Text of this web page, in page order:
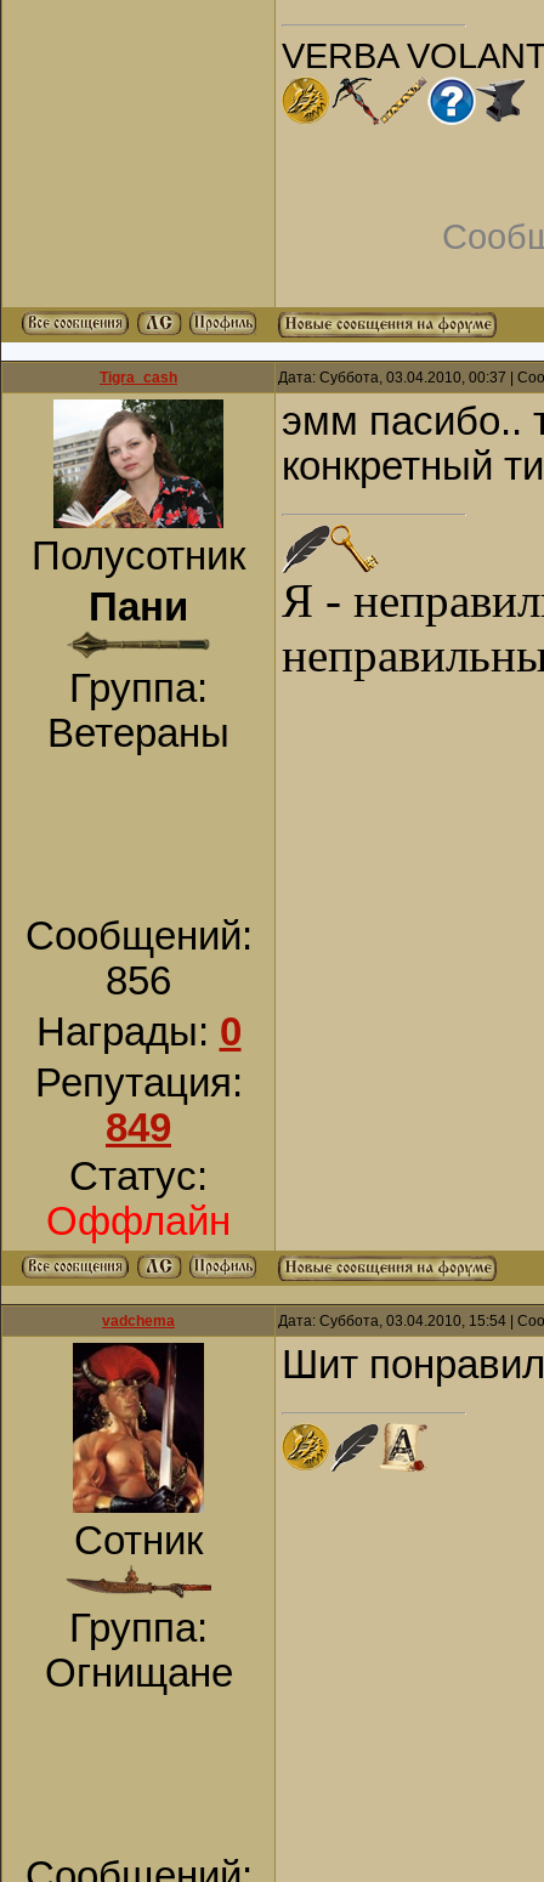
VERBA
Tigra_cash Дата: Суббота, 03.04.2010, 00:37 |
Полусотник
Пани
Группа:
Ветераны
Сообщений:
856
Награды: 0
Репутация:
849
Статус:
Оффлайн
эмм пасибо..
конкретный
Я -
vadchema Дата: Суббота, 03.04.2010, 15:54 |
Сотник
Группа:
Огнищане
Шит